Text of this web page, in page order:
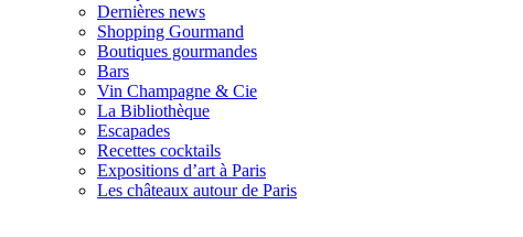
Dernières news
Shopping Gourmand
Boutiques gourmandes
Bars
Vin Champagne & Cie
La Bibliothèque
Escapades
Recettes cocktails
Expositions d’art à Paris
Les châteaux autour de Paris